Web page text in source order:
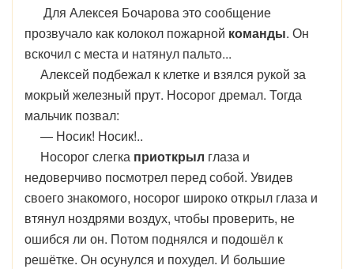
Для Алексея Бочарова это сообщение
прозвучало как колокол пожарной команды. Он
вскочил с места и натянул пальто...
Алексей подбежал к клетке и взялся рукой за
мокрый железный прут. Носорог дремал. Тогда
мальчик позвал:
— Носик! Носик!..
Носорог слегка приоткрыл глаза и
недоверчиво посмотрел перед собой. Увидев
своего знакомого, носорог широко открыл глаза и
втянул ноздрями воздух, чтобы проверить, не
ошибся ли он. Потом поднялся и подошёл к
решётке. Он осунулся и похудел. И большие